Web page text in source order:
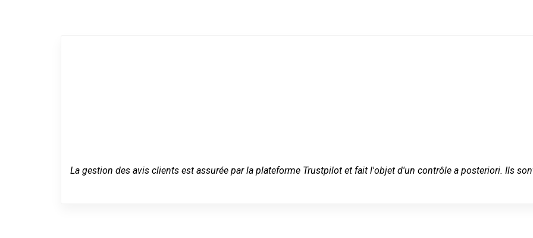
La gestion des avis clients est assurée par la plateforme Trustpilot et fait l'objet d'un contrôle a posteriori. Ils